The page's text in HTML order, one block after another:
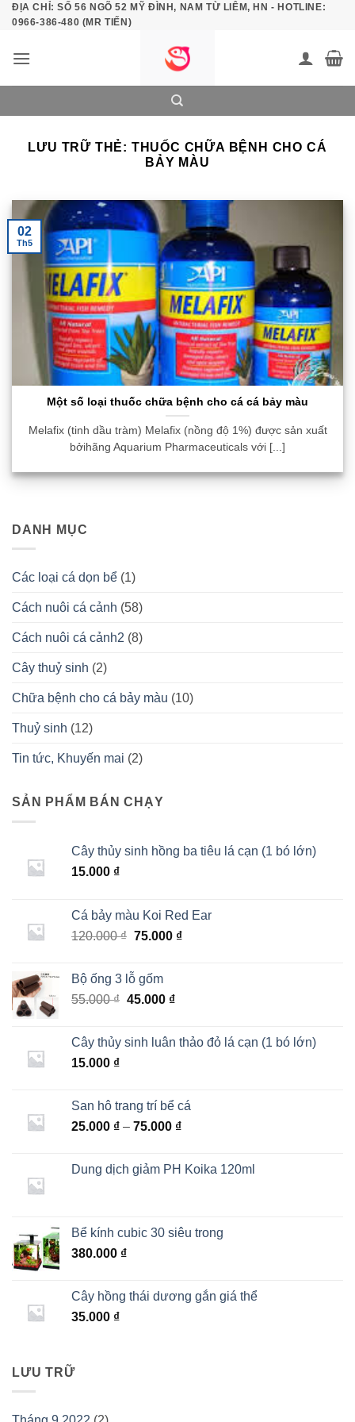
Bỏ
qua
dung
ĐỊA CHỈ: SỐ 56 NGÕ 52 MỸ ĐÌNH, NAM TỪ LIÊM, HN - HOTLINE:
0966-386-480 (MR TIẾN)
LƯU TRỮ THẺ: THUỐC CHỮA BỆNH CHO CÁ
BẢY MÀU
DANH MỤC
Các loại cá dọn bể (1)
Cách nuôi cá cảnh (58)
Cách nuôi cá cảnh2 (8)
Cây thuỷ sinh (2)
Chữa bệnh cho cá bảy màu (10)
Thuỷ sinh (12)
Tin tức, Khuyến mai (2)
SẢN PHẨM BÁN CHẠY
Cây thủy sinh hồng ba tiêu lá cạn (1 bó lớn)
15.000 ₫
Cá bảy màu Koi Red Ear
120.000₫ Giá
là:
120.000 ₫.
75.000 ₫Giá
Bộ ống 3 lỗ gốm
55.000₫ Giá
55.000 ₫.
45.000 ₫Giá
là:
Cây thủy sinh luân thảo đỏ lá cạn (1 bó lớn)
15.000 ₫
San hô trang trí bể cá
25.000 ₫ – 75.000 ₫Khoảng
25.000 ₫
Dung dịch giảm PH Koika 120ml
Bể kính cubic 30 siêu trong
380.000 ₫
Cây hồng thái dương gắn giá thể
35.000 ₫
LƯU TRỮ
Một số loại thuốc chữa bệnh cho cá cá bảy màu
Melafix (tinh dầu tràm) Melafix (nồng độ 1%) được sản xuất
bởihãng Aquarium Pharmaceuticals với [...]
02
Th5